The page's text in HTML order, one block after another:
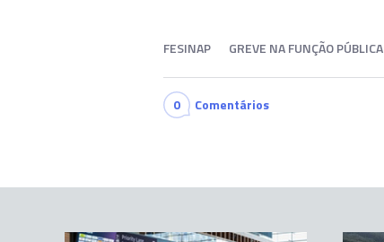
FESINAP GREVE NA FUNÇÃO PÚBLICA
0 Comentários